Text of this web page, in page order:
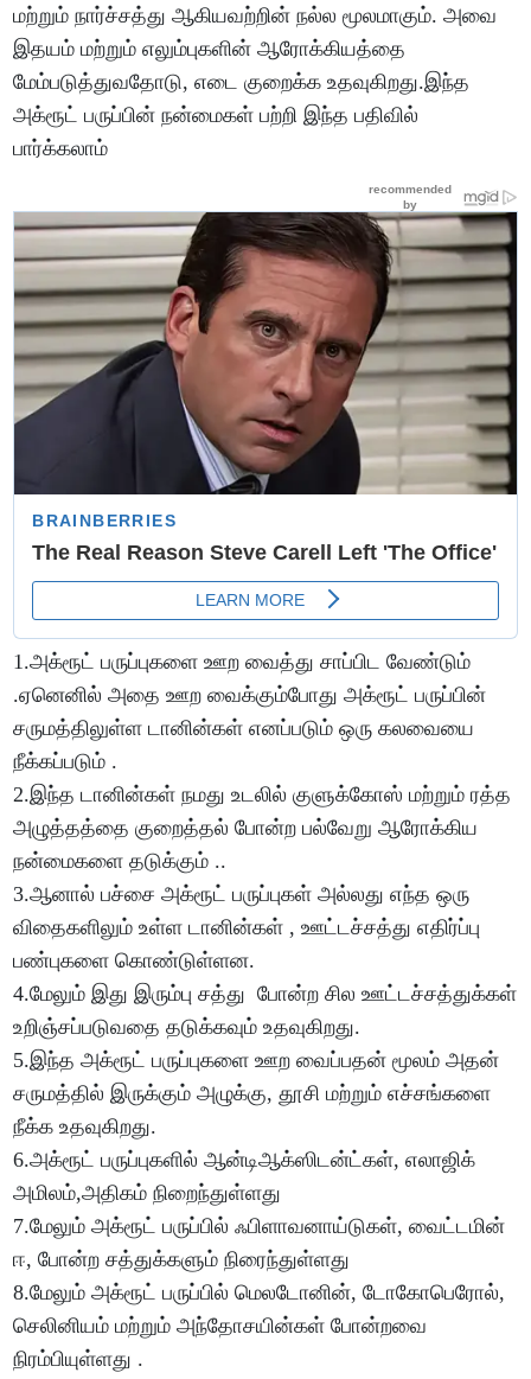
மற்றும் நார்ச்சத்து ஆகியவற்றின் நல்ல மூலமாகும். அவை
இதயம் மற்றும் எலும்புகளின் ஆரோக்கியத்தை
மேம்படுத்துவதோடு, எடை குறைக்க உதவுகிறது.இந்த
அக்ரூட் பருப்பின் நன்மைகள் பற்றி இந்த பதிவில்
பார்க்கலாம்
1.அக்ரூட் பருப்புகளை ஊற வைத்து சாப்பிட வேண்டும்
.ஏனெனில் அதை ஊற வைக்கும்போது அக்ரூட் பருப்பின்
சருமத்திலுள்ள டானின்கள் எனப்படும் ஒரு கலவையை
நீக்கப்படும் .
2.இந்த டானின்கள் நமது உடலில் குளுக்கோஸ் மற்றும் ரத்த
அழுத்தத்தை குறைத்தல் போன்ற பல்வேறு ஆரோக்கிய
நன்மைகளை தடுக்கும் ..
3.ஆனால் பச்சை அக்ரூட் பருப்புகள் அல்லது எந்த ஒரு
விதைகளிலும் உள்ள டானின்கள் , ஊட்டச்சத்து எதிர்ப்பு
பண்புகளை கொண்டுள்ளன.
4.மேலும் இது இரும்பு சத்து போன்ற சில ஊட்டச்சத்துக்கள்
உறிஞ்சப்படுவதை தடுக்கவும் உதவுகிறது.
5.இந்த அக்ரூட் பருப்புகளை ஊற வைப்பதன் மூலம் அதன்
சருமத்தில் இருக்கும் அழுக்கு, தூசி மற்றும் எச்சங்களை
நீக்க உதவுகிறது.
6.அக்ரூட் பருப்புகளில் ஆன்டிஆக்ஸிடன்ட்கள், எலாஜிக்
அமிலம்,அதிகம் நிறைந்துள்ளது
7.மேலும் அக்ரூட் பருப்பில் ஃபிளாவனாய்டுகள், வைட்டமின்
ஈ, போன்ற சத்துக்களும் நிரைந்துள்ளது
8.மேலும் அக்ரூட் பருப்பில் மெலடோனின், டோகோபெரோல்,
செலினியம் மற்றும் அந்தோசயின்கள் போன்றவை
நிரம்பியுள்ளது .